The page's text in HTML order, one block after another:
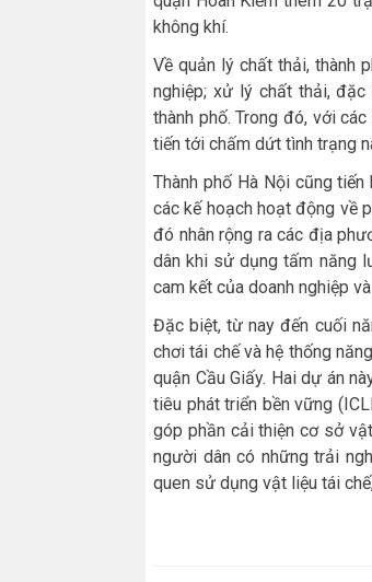
không khí.
Về quản lý chất thải, thành
nghiệp; xử lý chất thải,
thành phố. Trong đó, với
tiến tới chấm dứt tình trạng
Thành phố Hà Nội cũng
các kế hoạch hoạt động về
đó nhân rộng ra các địa
dân khi sử dụng tấm năng
cam kết của doanh nghiệp
Đặc biệt, từ nay đến cuối
chơi tái chế và hệ thống
quận Cầu Giấy. Hai dự án
tiêu phát triển bền vững
góp phần cải thiện cơ sở
người dân có những trải
quen sử dụng vật liệu tái